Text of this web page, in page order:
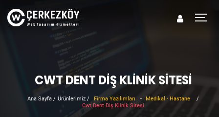
CWT DENT DIŞ KLINIK SITESI
Ana Sayfa / Ürünlerimiz / Firma Yazılımları - Medikal - Hastane
/
Cwt Dent Diş Klinik Sitesi